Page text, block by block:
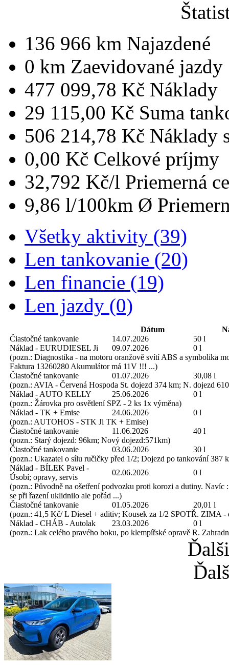
136 966 km Najazdené
0 km Zaevidované jazdy
477 099,78 Kč Náklady
29 115,00 Kč Suma
506 214,78 Kč Náklady
0,00 Kč Celkové príjmy
32,792 Kč/l Priemerná
9,86 l/100km Ø
Všetky aktivity (39)
Len tankovanie (20)
Len financie (19)
Len jazdy (0)
Dátum
Čiastočné tankovanie
14.07.2026
50 l
Náklad - EURUDIESEL Ji
09.07.2026
0 l
(pozn.: Diagnostika - na motoru oranžově svítí ABS a symbolika
Faktura 13260280 Akumulátor má 11V !!! ...)
Čiastočné tankovanie
01.07.2026
30,08 l
(pozn.: AVIA - Červená Hospoda St. dojezd 374 km; N. dojezd
Náklad - AUTO KELLY
25.06.2026
0 l
(pozn.: Žárovka pro osvětlení SPZ - 2 ks 1x výměna)
Náklad - TK + Emise
24.06.2026
0 l
(pozn.: AUTOHOS - STK Ji TK + Emise)
Čiastočné tankovanie
11.06.2026
40 l
(pozn.: Starý dojezd: 96km; Nový dojezd:571km)
Čiastočné tankovanie
03.06.2026
30 l
(pozn.: Ukazatel o sílu ručičky před 1/2; Dojezd po tankování 387
Náklad - BÍLEK Pavel -
Úsobí; opravy, servis
02.06.2026
0 l
(pozn.: Původně na ošetření podvozku proti korozi a dutiny.
se při řazení uklidnilo ale pořád ...)
Čiastočné tankovanie
01.05.2026
20,01 l
(pozn.: 41,5 Kč/ L Diesel + aditiv; Kousek za 1/2 SPOTŘ. ZIMA
Náklad - CHÁB - Autolak
23.03.2026
0 l
(pozn.: Lak celého pravého boku, po klempířské opravě R.